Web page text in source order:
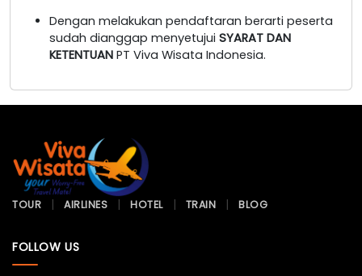
Dengan melakukan pendaftaran berarti peserta
sudah dianggap menyetujui SYARAT DAN
KETENTUAN PT Viva Wisata Indonesia.
TOUR AIRLINES HOTEL TRAIN BLOG
FOLLOW US